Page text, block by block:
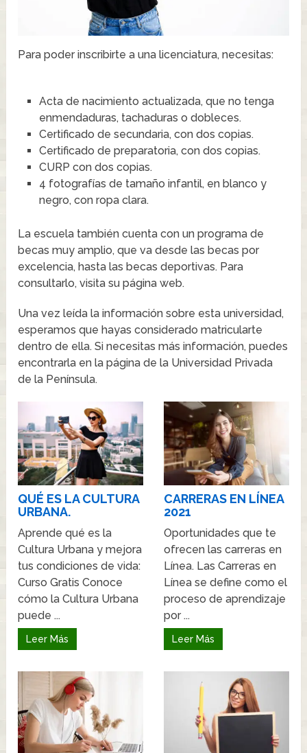
Para poder inscribirte a una licenciatura, necesitas:
Acta de nacimiento actualizada, que no tenga
enmendaduras, tachaduras o dobleces.
Certificado de secundaria, con dos copias.
Certificado de preparatoria, con dos copias.
CURP con dos copias.
4 fotografías de tamaño infantil, en blanco y
negro, con ropa clara.
La escuela también cuenta con un programa de
becas muy amplio, que va desde las becas por
excelencia, hasta las becas deportivas. Para
consultarlo, visita su página web.
Una vez leída la información sobre esta universidad,
esperamos que hayas considerado matricularte
dentro de ella. Si necesitas más información, puedes
encontrarla en la página de la Universidad Privada
de la Península.
QUÉ ES LA CULTURA
URBANA.
Aprende qué es la
Cultura Urbana y mejora
tus condiciones de vida:
Curso Gratis Conoce
cómo la Cultura Urbana
puede ...
Leer Más
CARRERAS EN LÍNEA
2021
Oportunidades que te
ofrecen las carreras en
Línea. Las Carreras en
Línea se define como el
proceso de aprendizaje
por ...
Leer Más